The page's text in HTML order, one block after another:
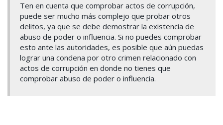
Ten en cuenta que comprobar actos de corrupción,
puede ser mucho más complejo que probar otros
delitos, ya que se debe demostrar la existencia de
abuso de poder o influencia. Si no puedes comprobar
esto ante las autoridades, es posible que aún puedas
lograr una condena por otro crimen relacionado con
actos de corrupción en donde no tienes que
comprobar abuso de poder o influencia.